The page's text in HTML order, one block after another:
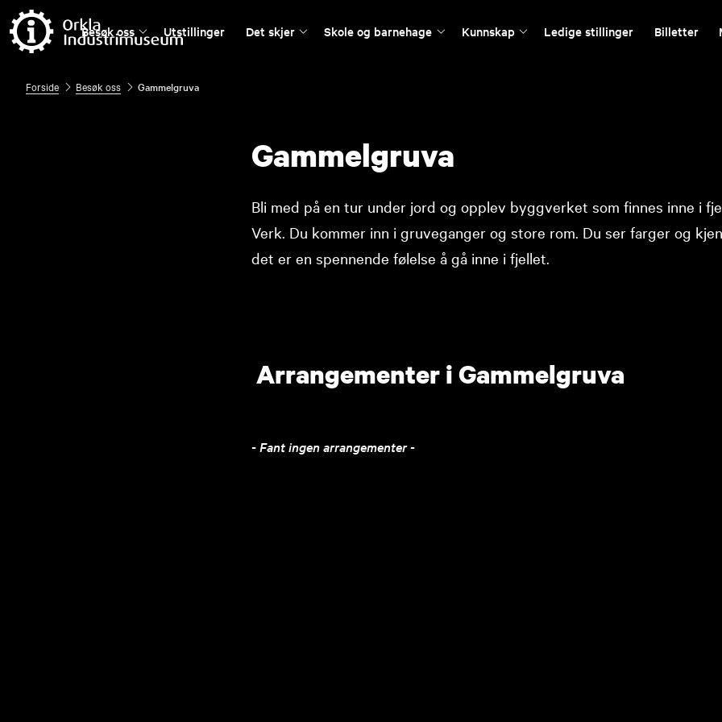
Besøk oss Utstillinger Det skjer Skole og barnehage Kunnskap Ledige stillinger Billetter
Forside Besøk oss Gammelgruva
Gammelgruva
Bli med på en tur under jord og opplev byggverket som finnes inne i
Verk. Du kommer inn i gruveganger og store rom. Du ser farger og
det er en spennende følelse å gå inne i fjellet.
Arrangementer i Gammelgruva
- Fant ingen arrangementer -